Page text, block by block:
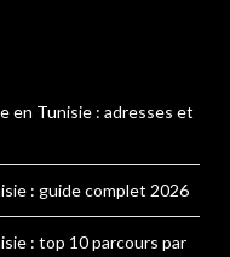
en Tunisie : adresses et
: guide complet 2026
: top 10 parcours par